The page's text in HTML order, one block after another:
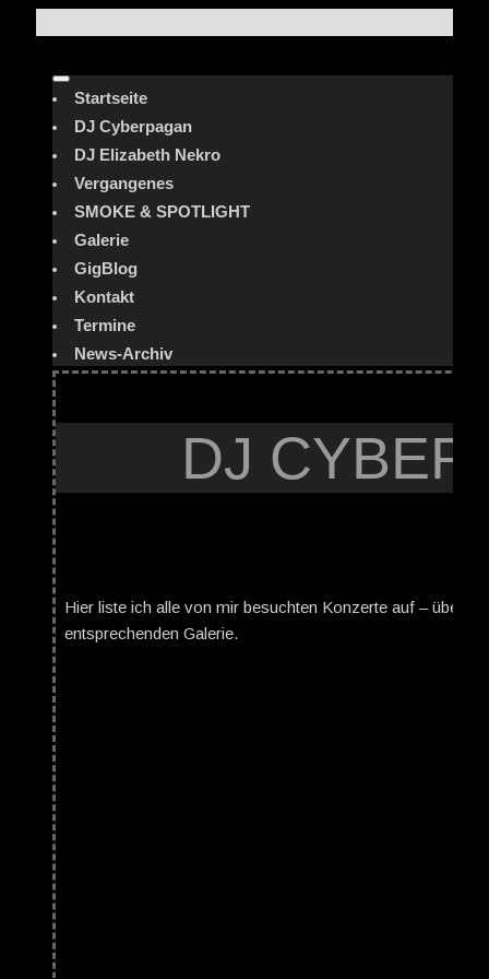
Startseite
DJ Cyberpagan
DJ Elizabeth Nekro
Vergangenes
SMOKE & SPOTLIGHT
Galerie
GigBlog
Kontakt
Termine
News-Archiv
DJ
Hier liste ich alle von mir besuchten Konzerte auf – über
entsprechenden Galerie.